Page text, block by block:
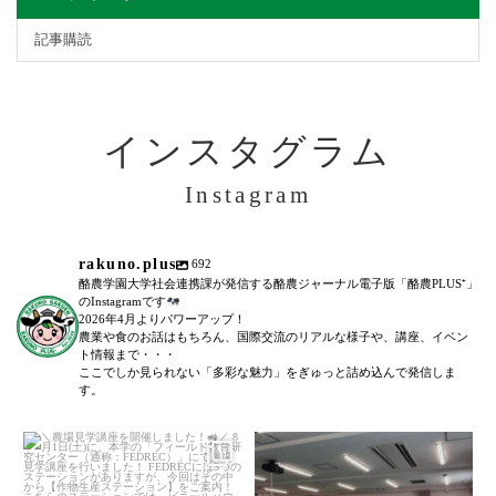
記事購読
インスタグラム
Instagram
rakuno.plus
692
酪農学園大学社会連携課が発信する酪農ジャーナル電子版「酪農PLUS⁺」
のInstagramです
2026年4月よりパワーアップ！
農業や食のお話はもちろん、国際交流のリアルな様子や、講座、イベン
ト情報まで・・・
ここでしか見られない「多彩な魅力」をぎゅっと詰め込んで発信しま
す。
＼農場見学講座を開催しました！
／...
「後期募集開始！」
6月27日(土)に、全5回に渡る犬のし
つけ教室(前期)が終了いたしまし